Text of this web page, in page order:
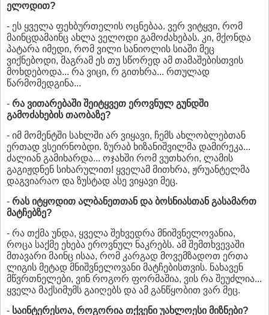
ელოდით?
- ეს ყველა ფეხბურთელის ოცნებაა. ვერ ვიტყვი, რომ
მაინცდამაინც ახლა ველოდი გამოძახებას. კი, მქონდა
პატარა იმედი, რომ ვილი სანიოლის სიაში მეც
ვიქნებოდი, მაგრამ ეს თუ სწორედ ამ თამაშებისთვის
მოხდებოდა... რა ვიცი, რ გითხრა... რთულად
წარმომედგინა...
- რა ვითარებაში შეიტყვეთ ეროვნულ გუნდში
გამოძახების თაობაზე?
- იმ მომენტში სახლში არ ვიყავი, ჩემს ახლობლებთან
ერთად ვსეირნობდი. ზურაბ ხიზანიშვილმა დამირეკა...
ძალიან გამიხარდა... ოჯახში რომ ვუთხარი, ლამის
გაგიჟდნენ სიხარულით! ყველამ მითხრა, ჟრუანტელმა
დაგვიარაო და ზუსტად ასე ვიყავი მეც.
- რას იტყოდით ალბანეთთან და ბოსნიასთან გასამართ
მატჩებზე?
- რა თქმა უნდა, ყველა შეხვედრა მნიშვნელოვანია,
როცა საქმე ეხება ეროვნულ ნაკრებს. ამ შემთხვევაში
მთავარი მაინც ისაა, რომ კარგად მოვემზადოთ ერთა
ლიგის მეტად მნიშვნელოვანი მატჩებისთვის. ნახავენ
მწვრთნელები, ვინ როგორ ფორმაშია, ვის რა შეუძლია...
ყველა მაქსიმუმს გაიღებს და ამ განწყობით ვარ მეც.
- საინტერესოა, როგორია თქვენი უახლოესი მიზნები?